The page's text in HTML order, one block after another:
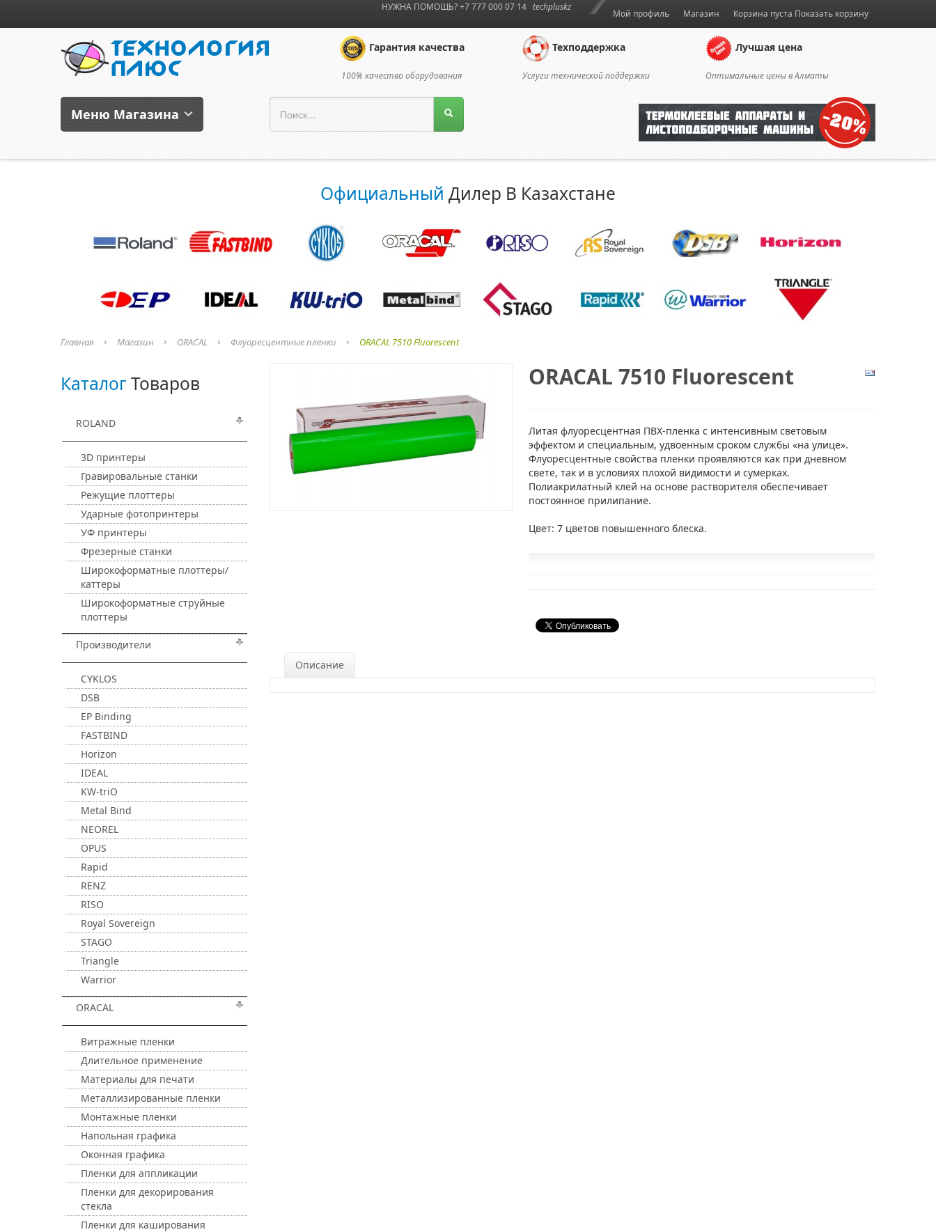
Корзина пуста Показать корзину
Мой профиль Магазин
НУЖНА ПОМОЩЬ? +7 777 000 07 14 techpluskz
Гарантия качества
100% качество оборудования
Техподдержка
Услуги технической поддержки
Лучшая цена
Оптимальные цены в Алматы
Меню Магазина
Официальный Дилер В Казахстане
Главная Магазин ORACAL Флуоресцентные пленки ORACAL 7510 Fluorescent
КаталогТоваров
ROLAND
3D принтеры
Гравировальные станки
Режущие плоттеры
Ударные фотопринтеры
УФ принтеры
Фрезерные станки
Широкоформатные плоттеры/
каттеры
Широкоформатные струйные
плоттеры
Производители
CYKLOS
DSB
EP Binding
FASTBIND
Horizon
IDEAL
KW-triO
Metal Bind
NEOREL
OPUS
Rapid
RENZ
RISO
Royal Sovereign
STAGO
Triangle
Warrior
ORACAL
Витражные пленки
Длительное применение
Материалы для печати
Металлизированные пленки
Монтажные пленки
Напольная графика
Оконная графика
Пленки для аппликации
Пленки для декорирования
стекла
Пленки для каширования
ORACAL 7510 Fluorescent
Литая флуоресцентная ПВХ-пленка с интенсивным световым
эффектом и специальным, удвоенным сроком службы «на улице».
Флуоресцентные свойства пленки проявляются как при дневном
свете, так и в условиях плохой видимости и сумерках.
Полиакрилатный клей на основе растворителя обеспечивает
постоянное прилипание.
Цвет: 7 цветов повышенного блеска.
Описание